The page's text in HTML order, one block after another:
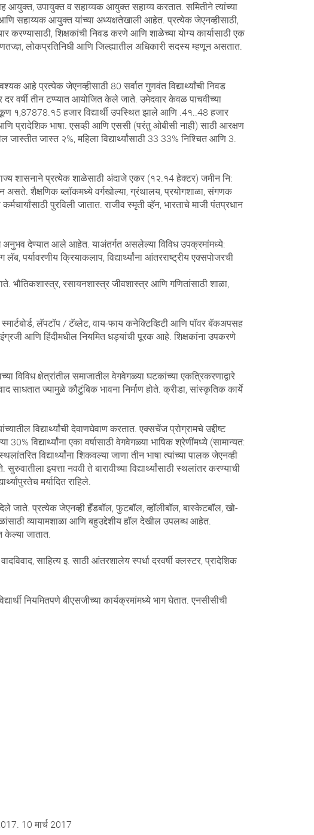
आयुक्त, उपायुक्त व सहाय्यक आयुक्त सहाय्य करतात. समितीने त्यांच्या
सहाय्यक आयुक्त यांच्या अध्यक्षतेखाली आहेत. प्रत्येक जेएनव्हीसाठी,
शिक्षकांची निवड करणे आणि शाळेच्या योग्य कार्यासाठी एक
लोकप्रतिनिधी आणि जिल्ह्यातील अधिकारी सदस्य म्हणून असतात.
आहे प्रत्येक जेएनव्हीसाठी 80 सर्वात गुणवंत विद्यार्थ्यांची निवड
वर्षी तीन टप्प्यात आयोजित केले जाते. उमेदवार केवळ पाचवीच्या
१,87878.१5 हजार विद्यार्थी उपस्थित झाले आणि .4१..48 हजार
प्रादेशिक भाषा. एसव्ही आणि एससी (परंतु ओबीसी नाही) साठी आरक्षण
जास्तीत जास्त २%, महिला विद्यार्थ्यांसाठी 33 33% निश्चित आणि 3.
शासनाने प्रत्येक शाळेसाठी अंदाजे एकर (१२.१4 हेक्टर) जमीन नि:
असते. शैक्षणिक ब्लॉकमध्ये वर्गखोल्या, ग्रंथालय, प्रयोगशाळा, संगणक
पुरविली जातात. राजीव स्मृती व्हॅन, भारताचे माजी पंतप्रधान
अनुभव देण्यात आले आहेत. याअंतर्गत असलेल्या विविध उपक्रमांमध्ये:
क्रियाकलाप, विद्यार्थ्यांना आंतरराष्ट्रीय एक्सपोजरची
भौतिकशास्त्र, रसायनशास्त्र जीवशास्त्र आणि गणितांसाठी शाळा,
लॅपटॉप / टॅब्लेट, वाय-फाय कनेक्टिव्हिटी आणि पॉवर बॅकअपसह
आणि हिंदीमधील नियमित धड्यांची पूरक आहे. शिक्षकांना उपकरणे
क्षेत्रांतील समाजातील वेगवेगळ्या घटकांच्या एकत्रिकरणाद्वारे
साधतात ज्यामुळे कौटुंबिक भावना निर्माण होते. क्रीडा, सांस्कृतिक कार्ये
विद्यार्थ्यांची देवाणघेवाण करतात. एक्सचेंज प्रोग्रामचे उद्दीष्ट
विद्यार्थ्यांना एका वर्षासाठी वेगवेगळ्या भाषिक श्रेणींमध्ये (सामान्यत:
विद्यार्थ्यांना शिकवल्या जाणा तीन भाषा त्यांच्या पालक जेएनव्ही
इयत्ता नववी ते बारावीच्या विद्यार्थ्यांसाठी स्थलांतर करण्याची
मर्यादित राहिले.
जाते. प्रत्येक जेएनव्ही हँडबॉल, फुटबॉल, व्हॉलीबॉल, बास्केटबॉल, खो-
व्यायामशाळा आणि बहुउद्देशीय हॉल देखील उपलब्ध आहेत.
जातात.
साहित्य इ. साठी आंतरशालेय स्पर्धा दरवर्षी क्लस्टर, प्रादेशिक
नियमितपणे बीएसजीच्या कार्यक्रमांमध्ये भाग घेतात. एनसीसीची
10 मार्च 2017